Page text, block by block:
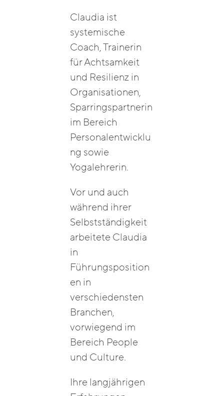
Claudia ist
systemische
Coach, Trainerin
für Achtsamkeit
und Resilienz in
Organisationen,
Sparringspartnerin
im Bereich
Personalentwicklu
ng sowie
Yogalehrerin.
Vor und auch
während ihrer
Selbstständigkeit
arbeitete Claudia
in
Führungsposition
en in
verschiedensten
Branchen,
vorwiegend im
Bereich People
und Culture.
Ihre langjährigen